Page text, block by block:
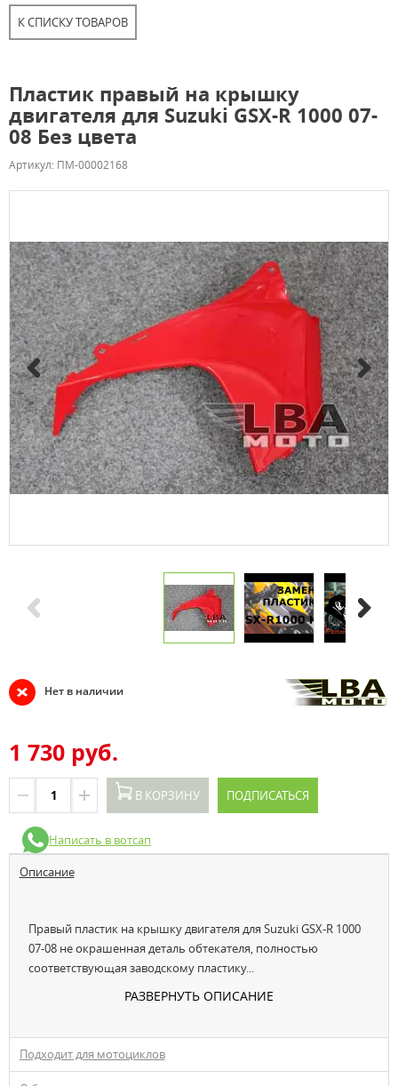
К СПИСКУ ТОВАРОВ
Пластик правый на крышку
двигателя для Suzuki GSX-R 1000 07-
08 Без цвета
Артикул: ПМ-00002168
Нет в наличии
1 730 руб.
В КОРЗИНУ ПОДПИСАТЬСЯ
Написать в вотсап
Описание
Правый пластик на крышку двигателя для Suzuki GSX-R 1000
07-08 не окрашенная деталь обтекателя, полностью
соответствующая заводскому пластику...
РАЗВЕРНУТЬ ОПИСАНИЕ
Подходит для мотоциклов